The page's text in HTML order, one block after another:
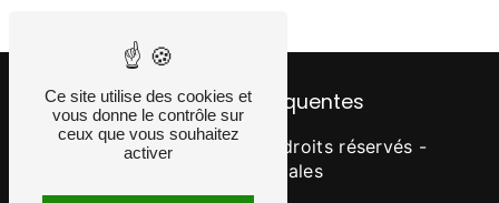
Recherches fréquentes
©Vistalid- 2026 - Tous droits réservés -
Mentions légales
Ce site utilise des cookies et
vous donne le contrôle sur
ceux que vous souhaitez
activer